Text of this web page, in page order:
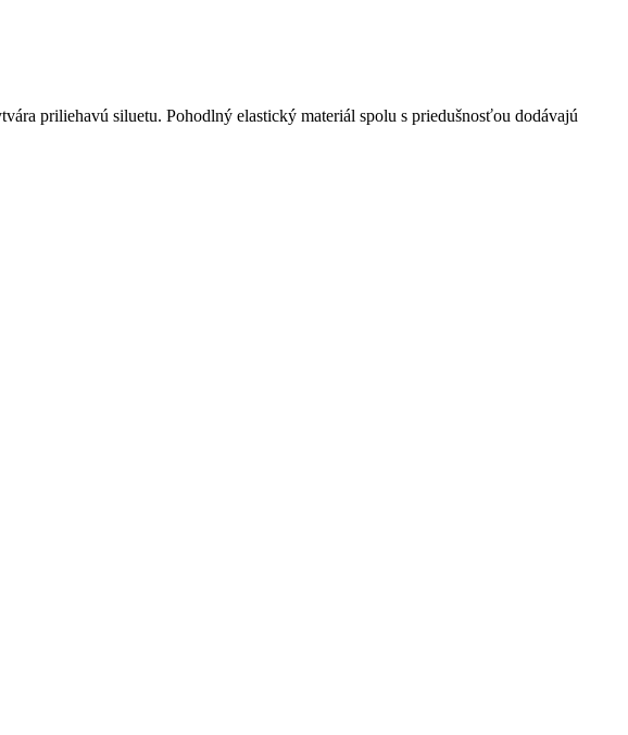
priliehavú siluetu. Pohodlný elastický materiál spolu s priedušnosťou dodávajú